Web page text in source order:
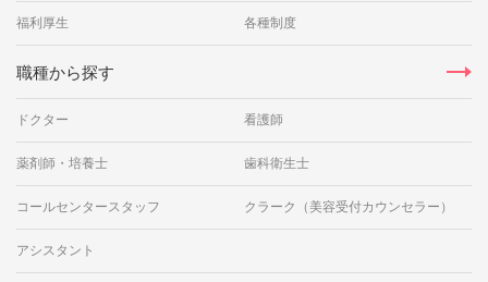
福利厚生 各種制度
職種から探す
ドクター 看護師
薬剤師・培養士 歯科衛生士
コールセンタースタッフ クラーク（美容受付カウンセラー）
アシスタント